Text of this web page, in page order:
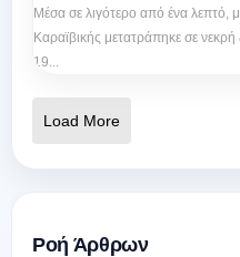
Μέσα σε λιγότερο από ένα λεπτό,
Καραϊβικής μετατράπηκε σε
19...
Load More
Ροή Άρθρων